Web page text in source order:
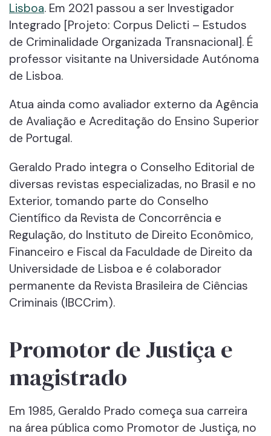
Lisboa. Em 2021 passou a ser Investigador
Integrado [Projeto: Corpus Delicti – Estudos
de Criminalidade Organizada Transnacional]. É
professor visitante na Universidade Autónoma
de Lisboa.
Atua ainda como avaliador externo da Agência
de Avaliação e Acreditação do Ensino Superior
de Portugal.
Geraldo Prado integra o Conselho Editorial de
diversas revistas especializadas, no Brasil e no
Exterior, tomando parte do Conselho
Científico da Revista de Concorrência e
Regulação, do Instituto de Direito Econômico,
Financeiro e Fiscal da Faculdade de Direito da
Universidade de Lisboa e é colaborador
permanente da Revista Brasileira de Ciências
Criminais (IBCCrim).
Promotor de Justiça e
magistrado
Em 1985, Geraldo Prado começa sua carreira
na área pública como Promotor de Justiça, no